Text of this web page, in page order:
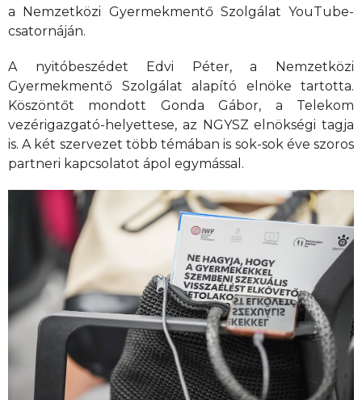
a Nemzetközi Gyermekmentő Szolgálat YouTube-
csatornáján.
A nyitóbeszédet Edvi Péter, a Nemzetközi
Gyermekmentő Szolgálat alapító elnöke tartotta.
Köszöntőt mondott Gonda Gábor, a Telekom
vezérigazgató-helyettese, az NGYSZ elnökségi tagja
is. A két szervezet több témában is sok-sok éve szoros
partneri kapcsolatot ápol egymással.